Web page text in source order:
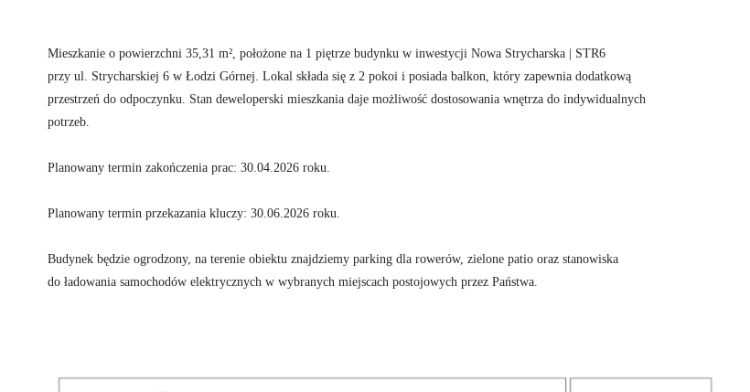
Mieszkanie o powierzchni 35,31 m², położone na 1 piętrze budynku w inwestycji Nowa Strycharska | STR6
przy ul. Strycharskiej 6 w Łodzi Górnej. Lokal składa się z 2 pokoi i posiada balkon, który zapewnia dodatkową
przestrzeń do odpoczynku. Stan deweloperski mieszkania daje możliwość dostosowania wnętrza do indywidualnych
potrzeb.
Planowany termin zakończenia prac: 30.04.2026 roku.
Planowany termin przekazania kluczy: 30.06.2026 roku.
Budynek będzie ogrodzony, na terenie obiektu znajdziemy parking dla rowerów, zielone patio oraz stanowiska